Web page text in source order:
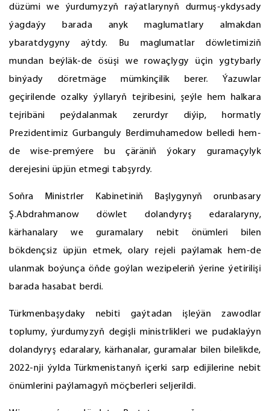
düzümi we ýurdumyzyň raýatlarynyň durmuş-ykdysady
ýagdaýy barada anyk maglumatlary almakdan
ybaratdygyny aýtdy. Bu maglumatlar döwletimiziň
mundan beýläk-de ösüşi we rowaçlygy üçin ygtybarly
binýady döretmäge mümkinçilik berer. Ýazuwlar
geçirilende ozalky ýyllaryň tejribesini, şeýle hem halkara
tejribäni peýdalanmak zerurdyr diýip, hormatly
Prezidentimiz Gurbanguly Berdimuhamedow belledi hem-
de wise-premýere bu çäräniň ýokary guramaçylyk
derejesini üpjün etmegi tabşyrdy.
Soňra Ministrler Kabinetiniň Başlygynyň orunbasary
Ş.Abdrahmanow döwlet dolandyryş edaralaryny,
kärhanalary we guramalary nebit önümleri bilen
bökdençsiz üpjün etmek, olary rejeli paýlamak hem-de
ulanmak boýunça öňde goýlan wezipeleriň ýerine ýetirilişi
barada hasabat berdi.
Türkmenbaşydaky nebiti gaýtadan işleýän zawodlar
toplumy, ýurdumyzyň degişli ministrlikleri we pudaklaýyn
dolandyryş edaralary, kärhanalar, guramalar bilen bilelikde,
2022-nji ýylda Türkmenistanyň içerki sarp edijilerine nebit
önümlerini paýlamagyň möçberleri seljerildi.